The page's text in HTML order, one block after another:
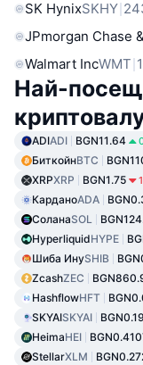
SK HynixSKHY
JPmorgan Chase
Walmart IncWMT
Най-
ADIADI BGN11.64
БиткойнBTC
XRPXRP BGN1.75
КарданоADA
СоланаSOL
HyperliquidHYPE
Шиба ИнуSHIB
ZcashZEC
HashflowHFT
SKYAISKYAI
HeimaHEI
StellarXLM